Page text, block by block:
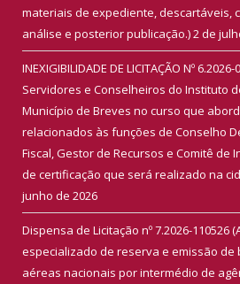
materiais de expediente, descartáveis,
análise e posterior publicação.)2 de
INEXIGIBILIDADE DE LICITAÇÃO Nº
Servidores e Conselheiros do Instituto
Município de Breves no curso que
relacionados às funções de Conselho
Fiscal, Gestor de Recursos e Comitê de
de certificação que será realizado na
junho de 2026
Dispensa de Licitação nº 7.2026-110526
especializado de reserva e emissão de
aéreas nacionais por intermédio de